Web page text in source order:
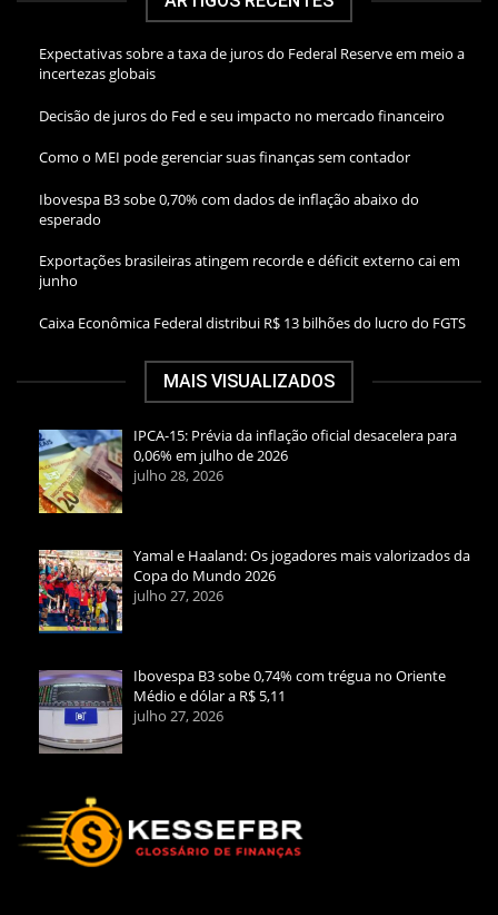
Expectativas sobre a taxa de juros do Federal Reserve em meio a
incertezas globais
Decisão de juros do Fed e seu impacto no mercado financeiro
Como o MEI pode gerenciar suas finanças sem contador
Ibovespa B3 sobe 0,70% com dados de inflação abaixo do
esperado
Exportações brasileiras atingem recorde e déficit externo cai em
junho
Caixa Econômica Federal distribui R$ 13 bilhões do lucro do FGTS
MAIS VISUALIZADOS
IPCA-15: Prévia da inflação oficial desacelera para
0,06% em julho de 2026
julho 28, 2026
Yamal e Haaland: Os jogadores mais valorizados da
Copa do Mundo 2026
julho 27, 2026
Ibovespa B3 sobe 0,74% com trégua no Oriente
Médio e dólar a R$ 5,11
julho 27, 2026